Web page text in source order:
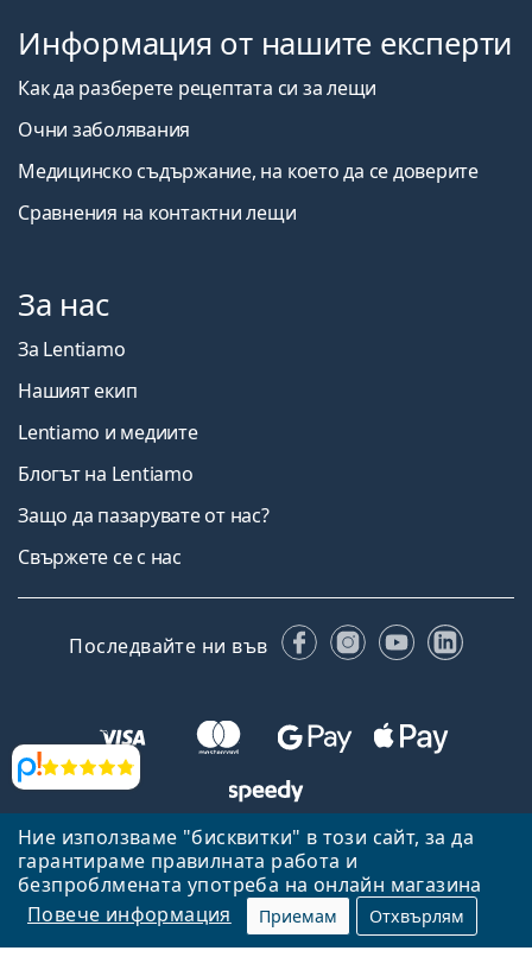
Ние използваме "бисквитки" в този сайт, за да
гарантираме правилната работа и
безпроблмената употреба на онлайн магазина
Повече информация
Приемам Отхвърлям
Прегледи
Информация от нашите експерти
Как да разберете рецептата си за лещи
Очни заболявания
Медицинско съдържание, на което да се доверите
Сравнения на контактни лещи
За нас
За Lentiamo
Нашият екип
Lentiamo и медиите
Блогът на Lentiamo
Защо да пазарувате от нас?
Свържете се с нас
Последвайте ни във FacebookInstagram
YouTube
Назад към началната страница
Нагоре
Lentiamo.bg е собственост и се управлява от Lentiamo s.r.o.,
Република Чехия
Тук сме за вас в продължение на 18 години.